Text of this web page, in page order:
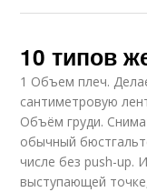
10 типов
1 Объем плеч.
сантиметровую
Объём груди.
обычный
числе без push-up.
выступающей